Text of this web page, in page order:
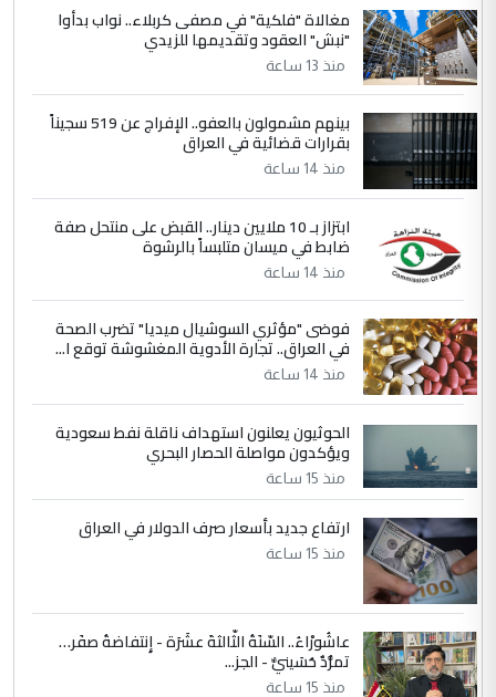
حيدر عاشور
التعليق : تحياتي لك استاذ حامدتركان. كلام
دقيق ومسؤول؛ فالاستثمار الحقيقي للإنسان
وثروات البلد يعتمد على الكفاءة ...
الموضوع :
بين الإهمال واغتصاب الأرض.. بلاد
الرافدين تعاني الجفاف والتصحر!!
التعليق : هذه الزيارة تنفع لبنان، دون الشعب
العراقي، الذي احترق بحر الصيف، في حين
حكومة الزيدي ...
الموضوع :
نواف سلام في بغداد.. "الفيول" مقابل
تصدير النفط العراقي
مغالاة "فلكية" في مصفى كربلاء.. نواب بدأوا
"نبش" العقود وتقديمها للزيدي
منذ 13 ساعة
بينهم مشمولون بالعفو.. الإفراج عن 519 سجيناً
بقرارات قضائية في العراق
منذ 14 ساعة
ابتزاز بـ 10 ملايين دينار.. القبض على منتحل صفة
ضابط في ميسان متلبساً بالرشوة
منذ 14 ساعة
فوضى "مؤثري السوشيال ميديا" تضرب الصحة
في العراق.. تجارة الأدوية المغشوشة توقع ا...
منذ 14 ساعة
الحوثيون يعلنون استهداف ناقلة نفط سعودية
ويؤكدون مواصلة الحصار البحري
منذ 15 ساعة
ارتفاع جديد بأسعار صرف الدولار في العراق
منذ 15 ساعة
عاشُورْاءُ.. السّنَةُ الثّالثةَ عشَرَة - إِنتفاضةُ صفَر…
تمرُّدٌ حُسَينيٌّ - الجز...
منذ 15 ساعة